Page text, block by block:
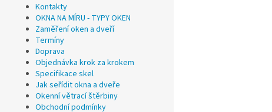
Kontakty
OKNA NA MÍRU - TYPY OKEN
Zaměření oken a dveří
Termíny
Doprava
Objednávka krok za krokem
Specifikace skel
Jak seřídit okna a dveře
Okenní větrací štěrbiny
Obchodní podmínky